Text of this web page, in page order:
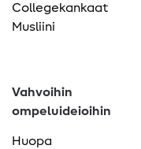
Collegekankaat
Musliini
Vahvoihin
ompeluideioihin
Huopa